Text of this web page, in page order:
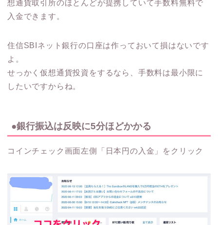
想通貨取引所のほとんどが提携していて手数料無料で
入金できます。
住信SBIネット銀行の口座は作っておいて損はないです
よ。
せっかく仮想通貨投資をするなら、手数料は最小限に
したいですからね。
●銀行振込は反映に5分ほどかかる
コインチェック画面左側「日本円の入金」をクリック